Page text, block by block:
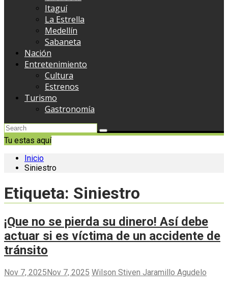
Itaguí
La Estrella
Medellín
Sabaneta
Nación
Entretenimiento
Cultura
Estrenos
Turismo
Gastronomía
Tu estas aquí
Inicio
Siniestro
Etiqueta: Siniestro
¡Que no se pierda su dinero! Así debe
actuar si es víctima de un accidente de
tránsito
Nov 7, 2025Nov 7, 2025 Wilson Stiven Jaramillo Agudelo